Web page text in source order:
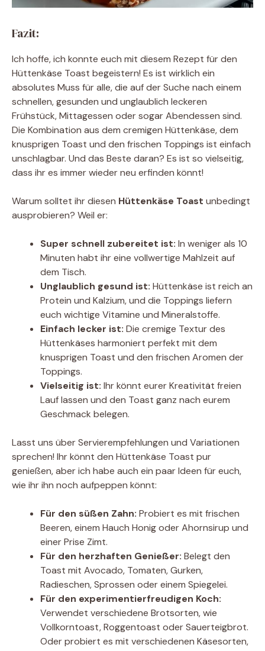
Fazit:
Ich hoffe, ich konnte euch mit diesem Rezept für den
Hüttenkäse Toast begeistern! Es ist wirklich ein
absolutes Muss für alle, die auf der Suche nach einem
schnellen, gesunden und unglaublich leckeren
Frühstück, Mittagessen oder sogar Abendessen sind.
Die Kombination aus dem cremigen Hüttenkäse, dem
knusprigen Toast und den frischen Toppings ist einfach
unschlagbar. Und das Beste daran? Es ist so vielseitig,
dass ihr es immer wieder neu erfinden könnt!
Warum solltet ihr diesen Hüttenkäse Toast unbedingt
ausprobieren? Weil er:
Super schnell zubereitet ist: In weniger als 10
Minuten habt ihr eine vollwertige Mahlzeit auf
dem Tisch.
Unglaublich gesund ist: Hüttenkäse ist reich an
Protein und Kalzium, und die Toppings liefern
euch wichtige Vitamine und Mineralstoffe.
Einfach lecker ist: Die cremige Textur des
Hüttenkäses harmoniert perfekt mit dem
knusprigen Toast und den frischen Aromen der
Toppings.
Vielseitig ist: Ihr könnt eurer Kreativität freien
Lauf lassen und den Toast ganz nach eurem
Geschmack belegen.
Lasst uns über Servierempfehlungen und Variationen
sprechen! Ihr könnt den Hüttenkäse Toast pur
genießen, aber ich habe auch ein paar Ideen für euch,
wie ihr ihn noch aufpeppen könnt:
Für den süßen Zahn: Probiert es mit frischen
Beeren, einem Hauch Honig oder Ahornsirup und
einer Prise Zimt.
Für den herzhaften Genießer: Belegt den
Toast mit Avocado, Tomaten, Gurken,
Radieschen, Sprossen oder einem Spiegelei.
Für den experimentierfreudigen Koch:
Verwendet verschiedene Brotsorten, wie
Vollkorntoast, Roggentoast oder Sauerteigbrot.
Oder probiert es mit verschiedenen Käsesorten,